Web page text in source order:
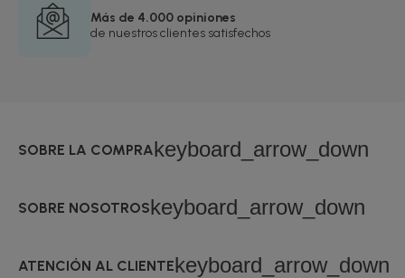
Más de 4.000 opiniones
de nuestros clientes satisfechos
SOBRE LA COMPRAkeyboard_arrow_down
SOBRE NOSOTROSkeyboard_arrow_down
ATENCIÓN AL CLIENTEkeyboard_arrow_down